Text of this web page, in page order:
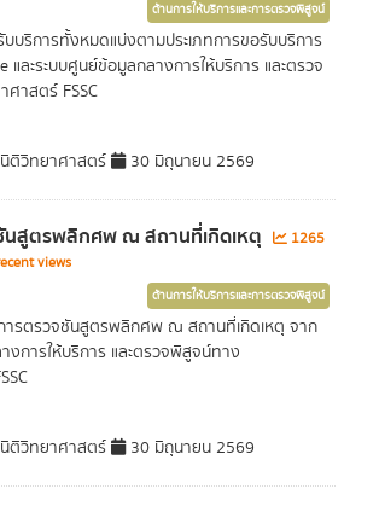
ด้านการให้บริการและการตรวจพิสูจน์
บริการทั้งหมดแบ่งตามประเภทการขอรับบริการ
และระบบศูนย์ข้อมูลกลางการให้บริการ และตรวจ
าสตร์ FSSC
ติวิทยาศาสตร์ 30 มิถุนายน 2569
สูตรพลิกศพ ณ สถานที่เกิดเหตุ
1265
views
ด้านการให้บริการและการตรวจพิสูจน์
ารตรวจชันสูตรพลิกศพ ณ สถานที่เกิดเหตุ จาก
งการให้บริการ และตรวจพิสูจน์ทาง
ติวิทยาศาสตร์ 30 มิถุนายน 2569